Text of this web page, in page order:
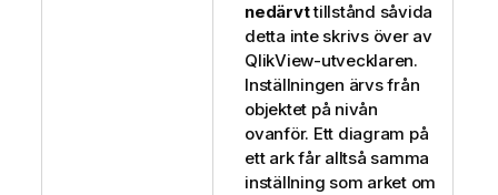
nedärvttillstånd såvida
detta inte skrivs över av
QlikView-utvecklaren.
Inställningen ärvs från
objektet på nivån
ovanför. Ett diagram på
ett ark får alltså samma
inställning som arket om